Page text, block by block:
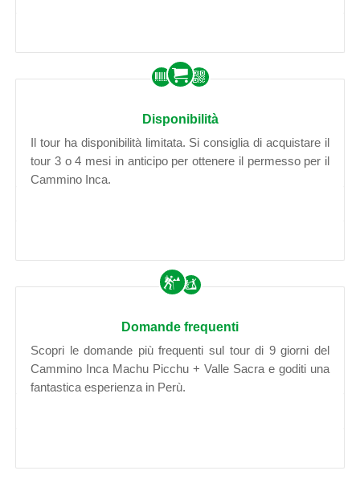
Disponibilità
Il tour ha disponibilità limitata. Si consiglia di acquistare il
tour 3 o 4 mesi in anticipo per ottenere il permesso per il
Cammino Inca.
Domande frequenti
Scopri le domande più frequenti sul tour di 9 giorni del
Cammino Inca Machu Picchu + Valle Sacra e goditi una
fantastica esperienza in Perù.